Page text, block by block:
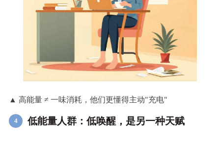
▲ 高能量 ≠ 一味消耗，他们更懂得主动"充电"
4 低能量人群：低唤醒，是另一种天赋